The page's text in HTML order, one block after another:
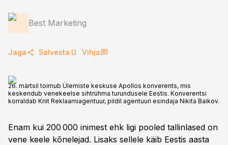
Best Marketing
Jaga Salvesta Vihja
26. märtsil toimub Ülemiste keskuse Apollos konverents, mis
keskendub venekeelse sihtrühma turundusele Eestis. Konverentsi
korraldab Kriit Reklaamiagentuur, pildil agentuuri esindaja Nikita Baikov.
Enam kui 200 000 inimest ehk ligi pooled tallinlased on
vene keele kõnelejad. Lisaks sellele käib Eestis aasta